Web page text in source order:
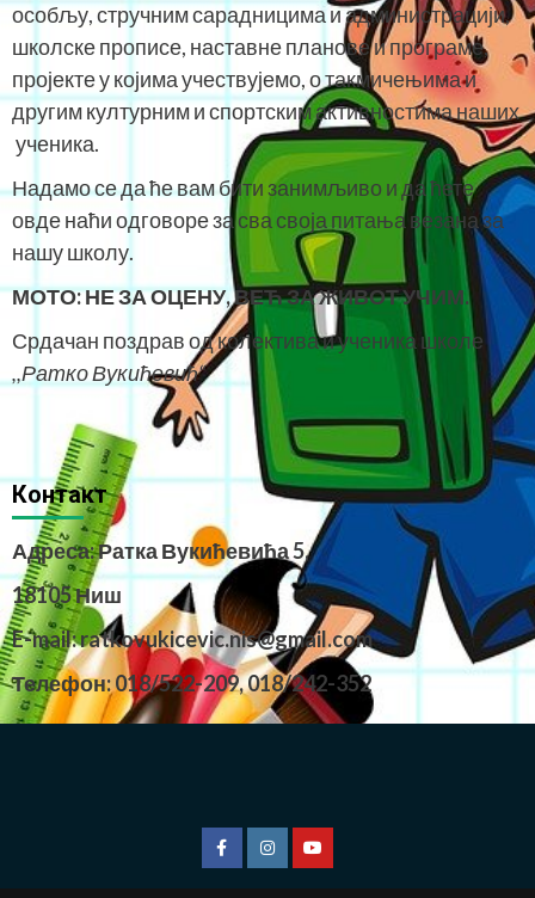
особљу, стручним сарадницима и администрацији,
школске прописе, наставне планове и програме,
пројекте у којима учествујемо, о такмичењима и
другим културним и спортским активностима наших
ученика.
Надамо се да ће вам бити занимљиво и да ћете
овде наћи одговоре за сва своја питања везана за
нашу школу.
МОТО:НЕ ЗА ОЦЕНУ, ВЕЋ ЗА ЖИВОТ УЧИМ.
Срдачан поздрав од колектива и ученика школе
,,Ратко Вукићевић“
Контакт
Адреса: Ратка Вукићевића 5,
18105 Ниш
E-mail: ratkovukicevic.nis@gmail.com
Телефон: 018/522-209,018/242-352